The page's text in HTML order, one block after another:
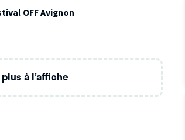
OFF Avignon
à l’affiche